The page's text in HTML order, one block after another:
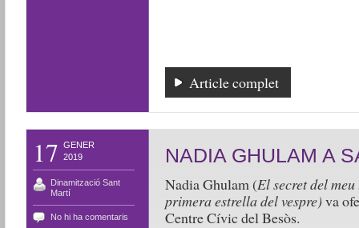
Article complet
17 GENER
2019
Dinamització Sant
Martí
No hi ha comentaris
NADIA GHULAM A
Nadia Ghulam (El secret del meu
primera estrella del vespre)va
Centre Cívic del Besòs.